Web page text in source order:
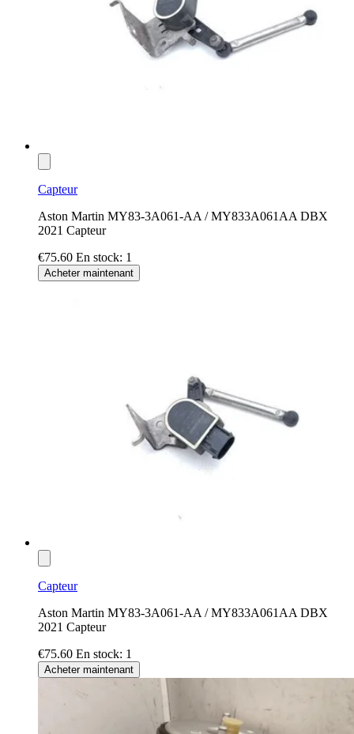
Capteur
Aston Martin MY83-3A061-AA / MY833A061AA DBX
2021 Capteur
€75.60 En stock: 1
Acheter maintenant
Capteur
Aston Martin MY83-3A061-AA / MY833A061AA DBX
2021 Capteur
€75.60 En stock: 1
Acheter maintenant